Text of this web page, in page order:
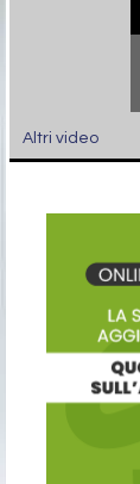
Altri video